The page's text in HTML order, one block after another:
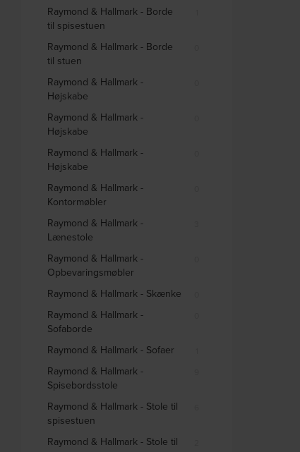
Raymond & Hallmark - Borde
til spisestuen
Raymond & Hallmark - Borde
til stuen
Raymond & Hallmark -
Højskabe
Raymond & Hallmark -
Højskabe
Raymond & Hallmark -
Højskabe
Raymond & Hallmark -
Kontormøbler
Raymond & Hallmark -
Lænestole
Raymond & Hallmark -
Opbevaringsmøbler
Raymond & Hallmark - Skænke
Raymond & Hallmark -
Sofaborde
Raymond & Hallmark - Sofaer
Raymond & Hallmark -
Spisebordsstole
Raymond & Hallmark - Stole til
spisestuen
Raymond & Hallmark - Stole til